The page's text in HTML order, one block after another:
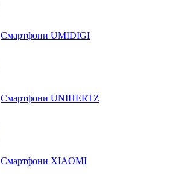
Смартфони UMIDIGI
Смартфони UNIHERTZ
Смартфони XIAOMI